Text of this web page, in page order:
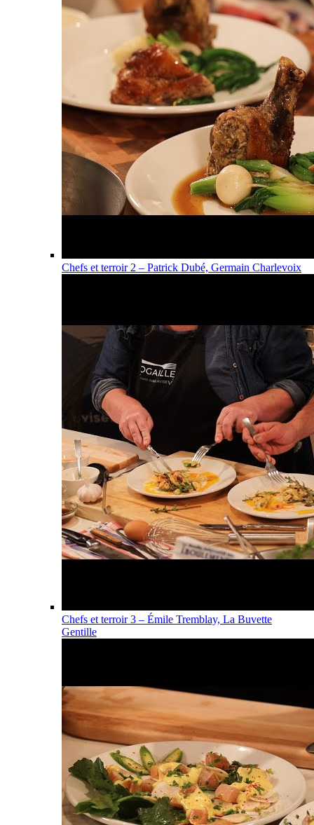
Chefs et terroir 2 – Patrick Dubé, Germain Charlevoix
Chefs et terroir 3 – Émile Tremblay, La Buvette
Gentille